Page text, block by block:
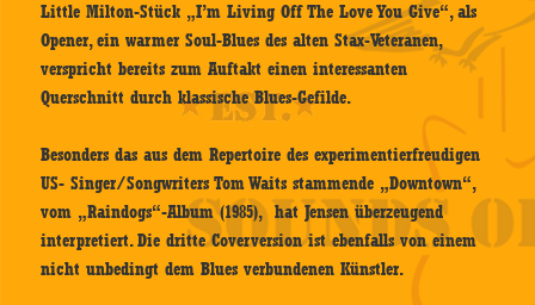
Little Milton-Stück „I’m Living Off The Love You Give“, als
Opener, ein warmer Soul-Blues des alten Stax-Veteranen,
verspricht bereits zum Auftakt einen interessanten
Querschnitt durch klassische Blues-Gefilde.
Besonders das aus dem Repertoire des experimentierfreudigen
US- Singer/Songwriters Tom Waits stammende „Downtown“,
vom „Raindogs“-Album (1985), hat Jensen überzeugend
interpretiert. Die dritte Coverversion ist ebenfalls von einem
nicht unbedingt dem Blues verbundenen Künstler.